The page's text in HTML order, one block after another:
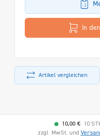
In
Artikel vergleichen
10,00 €
10
zzgl. MwSt. und